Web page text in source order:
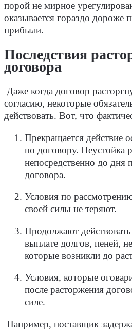
порой не мирное
оказывается гораздо дороже
прибыли.
Последствия
договора
Даже когда договор
согласию, некоторые
действовать. Вот, что
Прекращается действие
по договору. Неустойка
непосредственно до дня
договора.
Условия по
своей силы не теряют.
Продолжают действовать
выплате долгов, пеней,
которые возникли до
Условия, которые
после расторжения
силе.
Например, поставщик